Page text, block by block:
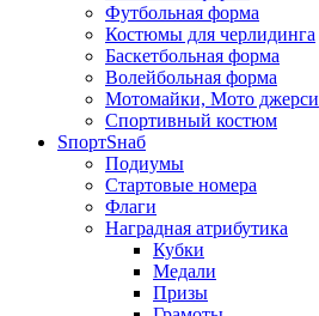
Футбольная форма
Костюмы для черлидинга
Баскетбольная форма
Волейбольная форма
Мотомайки, Мото джерси
Спортивный костюм
SпортSнаб
Подиумы
Стартовые номера
Флаги
Наградная атрибутика
Кубки
Медали
Призы